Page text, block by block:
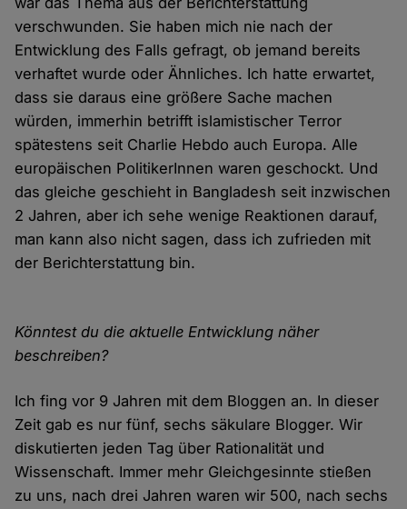
verschwunden. Sie haben mich nie nach der
Entwicklung des Falls gefragt, ob jemand bereits
verhaftet wurde oder Ähnliches. Ich hatte erwartet,
dass sie daraus eine größere Sache machen
würden, immerhin betrifft islamistischer Terror
spätestens seit Charlie Hebdo auch Europa. Alle
europäischen PolitikerInnen waren geschockt. Und
das gleiche geschieht in Bangladesh seit inzwischen
2 Jahren, aber ich sehe wenige Reaktionen darauf,
man kann also nicht sagen, dass ich zufrieden mit
der Berichterstattung bin.
Könntest du die aktuelle Entwicklung näher
beschreiben?
Ich fing vor 9 Jahren mit dem Bloggen an. In dieser
Zeit gab es nur fünf, sechs säkulare Blogger. Wir
diskutierten jeden Tag über Rationalität und
Wissenschaft. Immer mehr Gleichgesinnte stießen
zu uns, nach drei Jahren waren wir 500, nach sechs